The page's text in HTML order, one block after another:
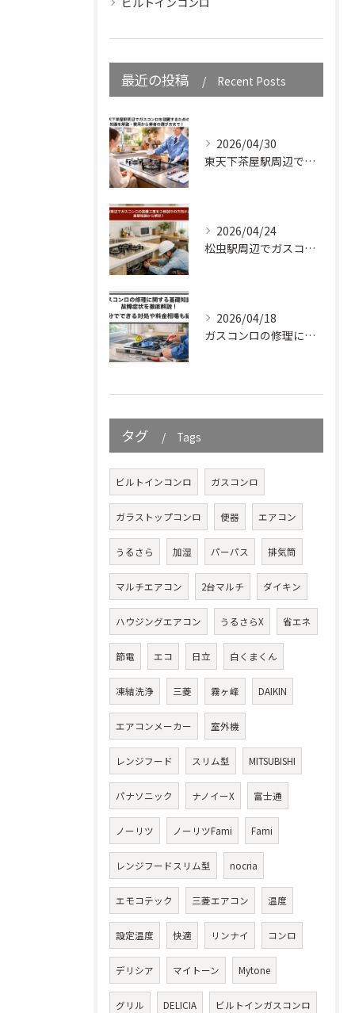
最近の投稿 Recent Posts
2026/04/30
東天下茶屋駅周辺でガスコンロを設置するための知識を解説・費用から業者の選び方まで！
2026/04/24
松虫駅周辺でガスコンロの設置工事をご検討中の方向けガイド｜基礎知識から解説！
2026/04/18
ガスコンロの修理に関する基礎知識と故障症状を徹底解説！自分でできる対処や料金相場も紹介
タグ Tags
ビルトインコンロ ガスコンロ
ガラストップコンロ 便器 エアコン
うるさら 加湿 パーパス 排気筒
マルチエアコン 2台マルチ ダイキン
ハウジングエアコン うるさらX 省エネ
節電 エコ 日立 白くまくん
凍結洗浄 三菱 霧ヶ峰 DAIKIN
エアコンメーカー 室外機
レンジフード スリム型 MITSUBISHI
パナソニック ナノイーX 富士通
ノーリツ ノーリツFami Fami
レンジフードスリム型 nocria
エモコテック 三菱エアコン 温度
設定温度 快適 リンナイ コンロ
デリシア マイトーン Mytone
グリル DELICIA ビルトインガスコンロ